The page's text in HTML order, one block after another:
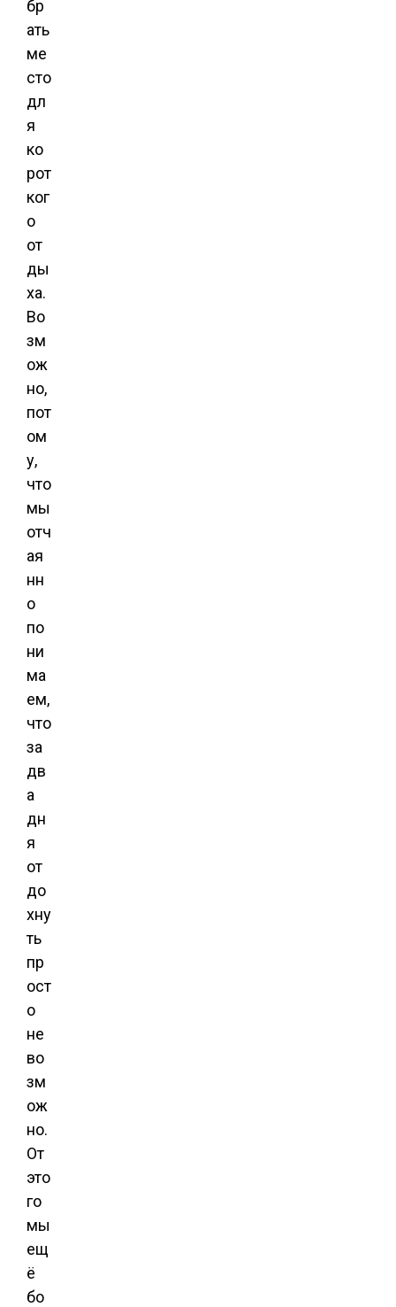
бр
ать
ме
сто
дл
я
ко
рот
ког
о
от
ды
ха.
Во
зм
ож
но,
пот
ом
у,
что
мы
отч
ая
нн
о
по
ни
ма
ем,
что
за
дв
а
дн
я
от
до
хну
ть
пр
ост
о
не
во
зм
ож
но.
От
это
го
мы
ещ
ё
бо